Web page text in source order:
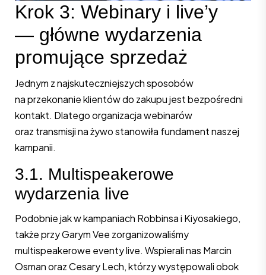
Krok 3: Webinary i live’y
— główne wydarzenia
promujące sprzedaż
Jednym z najskuteczniejszych sposobów
na przekonanie klientów do zakupu jest bezpośredni
kontakt. Dlatego organizacja webinarów
oraz transmisji na żywo stanowiła fundament naszej
kampanii.
3.1. Multispeakerowe
wydarzenia live
Podobnie jak w kampaniach Robbinsa i Kiyosakiego,
także przy Garym Vee zorganizowaliśmy
multispeakerowe eventy live. Wspierali nas Marcin
Osman oraz Cesary Lech, którzy występowali obok